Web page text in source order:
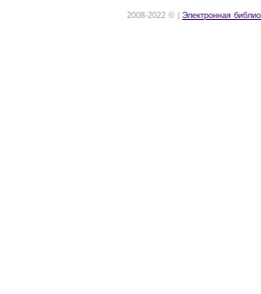
2008-2022 © | Электронная